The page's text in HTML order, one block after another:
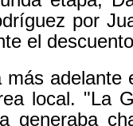
por
el
más adelante
local. "La
generaba